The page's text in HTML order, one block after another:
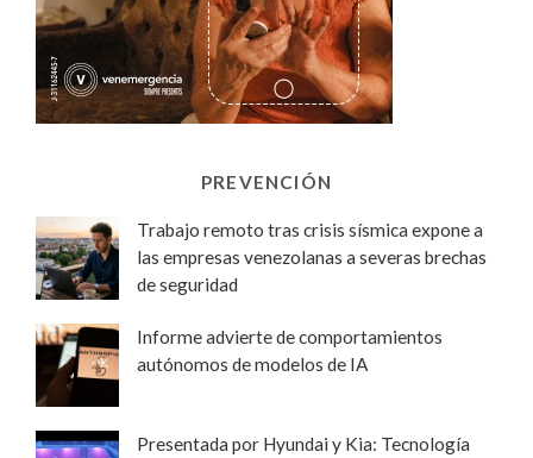
PREVENCIÓN
Trabajo remoto tras crisis sísmica expone a
las empresas venezolanas a severas brechas
de seguridad
Informe advierte de comportamientos
autónomos de modelos de IA
Presentada por Hyundai y Kia: Tecnología